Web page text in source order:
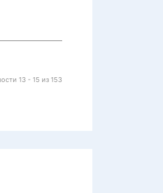
13 - 15 из 153